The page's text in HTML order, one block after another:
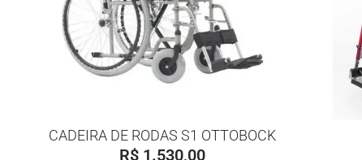
CADEIRA DE RODAS S1 OTTOBOCK
R$ 1.530,00